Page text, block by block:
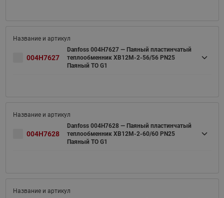
004H7627
Danfoss 004H7627 — Паяный пластинчатый
теплообменник XB12M-2-56/56 PN25
Паяный ТО G1
004H7628
Danfoss 004H7628 — Паяный пластинчатый
теплообменник XB12M-2-60/60 PN25
Паяный ТО G1